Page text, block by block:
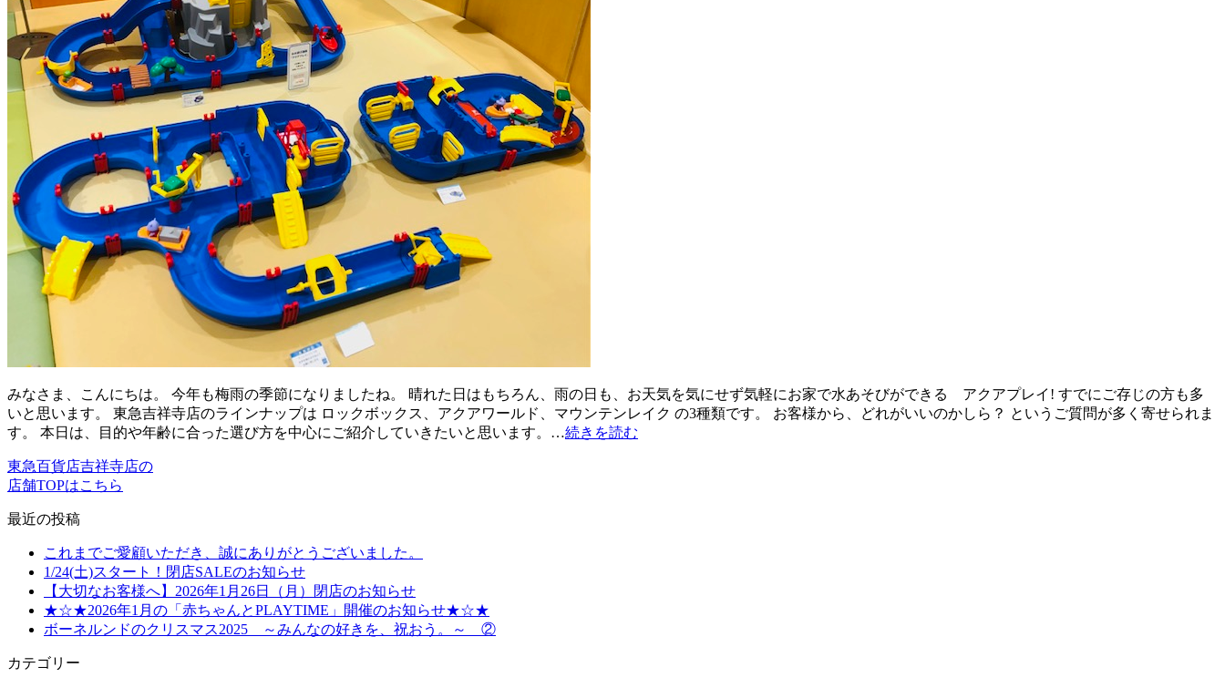
みなさま、こんにちは。 今年も梅雨の季節になりましたね。 晴れた日はもちろん、雨の日も、お天気を気にせず気軽にお家で水あそびができる アクアプレイ! すでにご存じの方も多
いと思います。 東急吉祥寺店のラインナップは ロックボックス、アクアワールド、マウンテンレイク の3種類です。 お客様から、どれがいいのかしら？ というご質問が多く寄せられま
す。 本日は、目的や年齢に合った選び方を中心にご紹介していきたいと思います。…続きを読む
東急百貨店吉祥寺店の
店舗TOPはこちら
最近の投稿
これまでご愛顧いただき、誠にありがとうございました。
1/24(土)スタート！閉店SALEのお知らせ
【大切なお客様へ】2026年1月26日（月）閉店のお知らせ
★☆★2026年1月の「赤ちゃんとPLAYTIME」開催のお知らせ★☆★
ボーネルンドのクリスマス2025 ～みんなの好きを、祝おう。～ ②
カテゴリー